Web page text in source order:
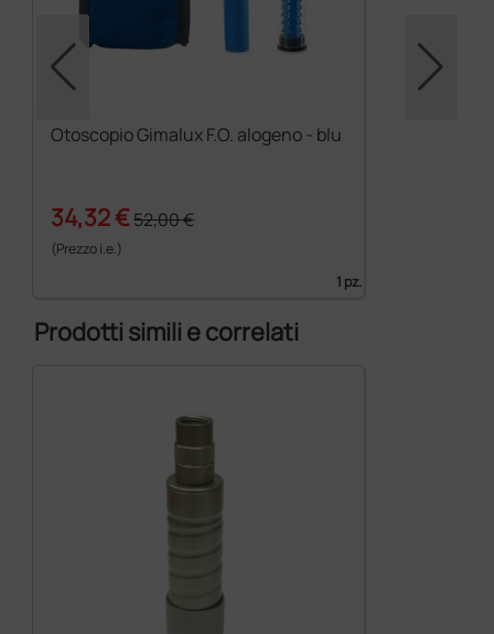
Otoscopio Gimalux F.O. alogeno - blu
34,32 €52,00 €
(Prezzo i.e.)
1 pz.
Prodotti simili e correlati